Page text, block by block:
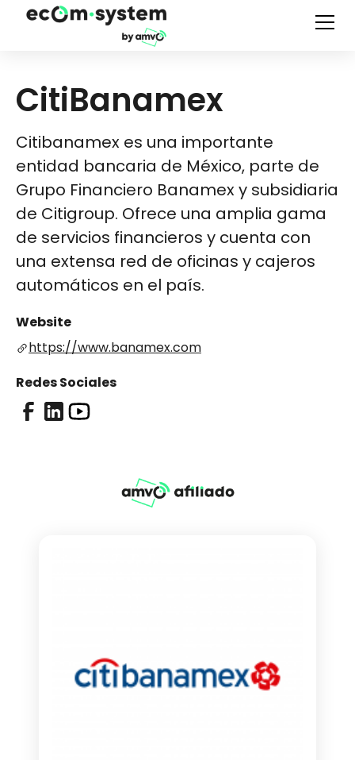
CitiBanamex
Citibanamex es una importante
entidad bancaria de México, parte de
Grupo Financiero Banamex y subsidiaria
de Citigroup. Ofrece una amplia gama
de servicios financieros y cuenta con
una extensa red de oficinas y cajeros
automáticos en el país.
Website
https://www.banamex.com
Redes Sociales